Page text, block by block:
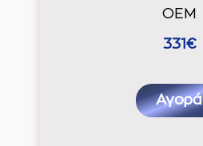
ΟΕΜ
331€
Αγορά